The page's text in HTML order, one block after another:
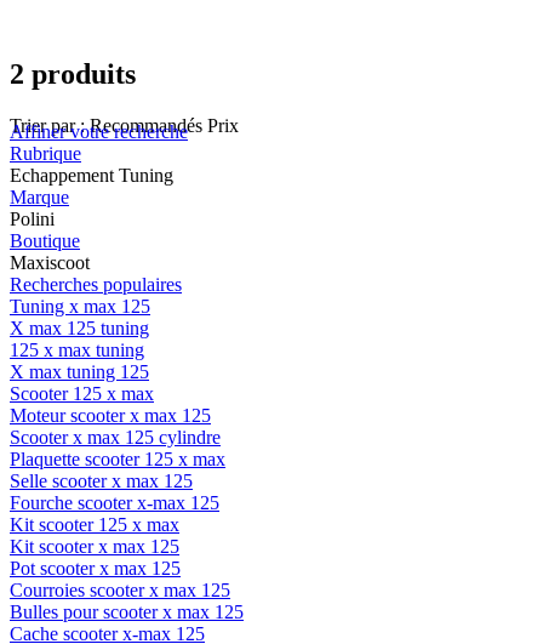
2 produits
Trier par : Recommandés Prix
Affiner votre recherche
Rubrique
Echappement Tuning
Marque
Polini
Boutique
Maxiscoot
Recherches populaires
Tuning x max 125
X max 125 tuning
125 x max tuning
X max tuning 125
Scooter 125 x max
Moteur scooter x max 125
Scooter x max 125 cylindre
Plaquette scooter 125 x max
Selle scooter x max 125
Fourche scooter x-max 125
Kit scooter 125 x max
Kit scooter x max 125
Pot scooter x max 125
Courroies scooter x max 125
Bulles pour scooter x max 125
Cache scooter x-max 125